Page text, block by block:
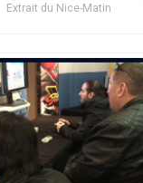
Extrait du Nice-Matin